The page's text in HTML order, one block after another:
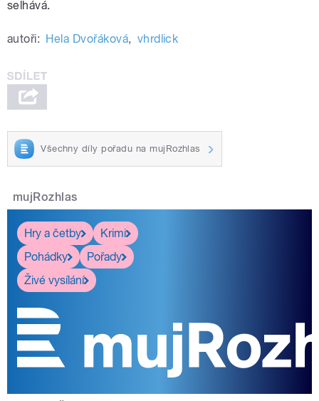
selhává.
autoři: Hela Dvořáková, vhrdlick
Všechny díly pořadu na mujRozhlas
mujRozhlas
Hry a četby
Krimi
Pohádky
Pořady
Živé vysílání